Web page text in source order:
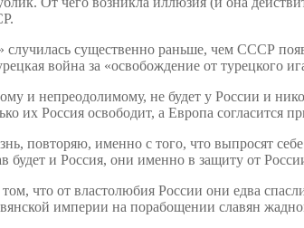
случилась существенно раньше, чем СССР
война за «освобождение от турецкого
и непреодолимому, не будет у России и
их Россия освободит, а Европа согласится
повторяю, именно с того, что выпросят
будет и Россия, они именно в защиту от
что от властолюбия России они едва
империи на порабощении славян